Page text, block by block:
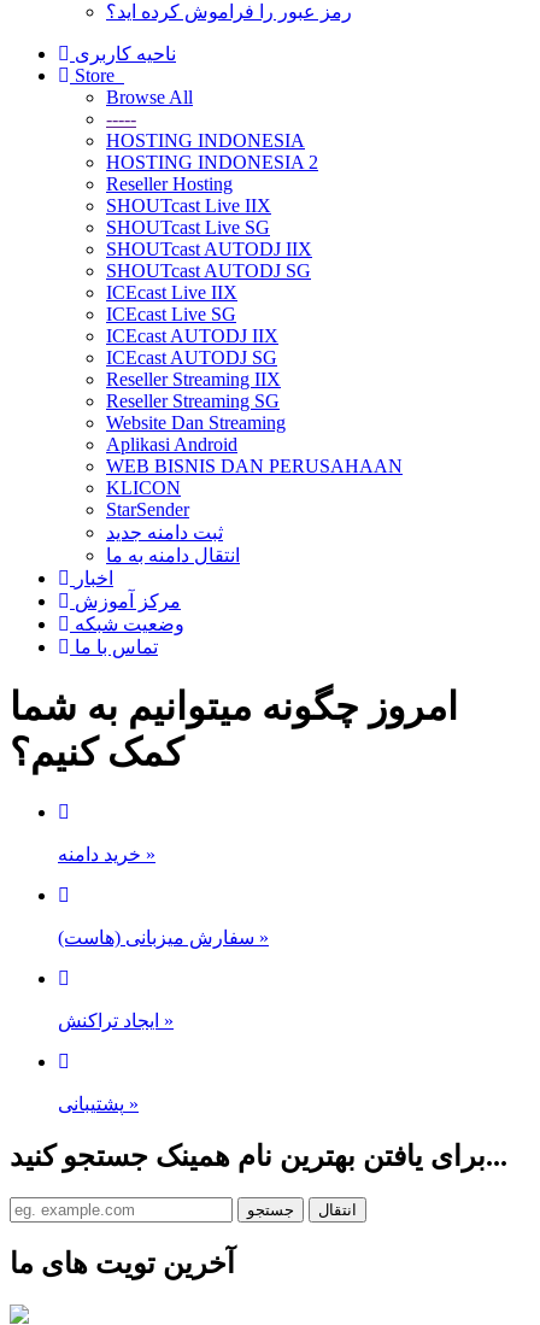
رمز عبور را فراموش کرده اید؟
ناحیه کاربری
Store
Browse All
-----
HOSTING INDONESIA
HOSTING INDONESIA 2
Reseller Hosting
SHOUTcast Live IIX
SHOUTcast Live SG
SHOUTcast AUTODJ IIX
SHOUTcast AUTODJ SG
ICEcast Live IIX
ICEcast Live SG
ICEcast AUTODJ IIX
ICEcast AUTODJ SG
Reseller Streaming IIX
Reseller Streaming SG
Website Dan Streaming
Aplikasi Android
WEB BISNIS DAN PERUSAHAAN
KLICON
StarSender
ثبت دامنه جدید
انتقال دامنه به ما
اخبار
مرکز آموزش
وضعیت شبکه
تماس با ما
امروز چگونه میتوانیم به شما
کمک کنیم؟
»
»
»
»
برای یافتن بهترین نام همینک جستجو کنید...
آخرین تویت های ما